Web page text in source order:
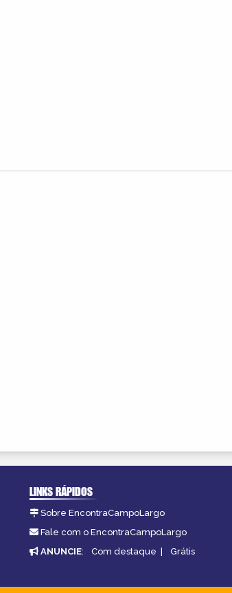
LINKS RÁPIDOS
Sobre EncontraCampoLargo
Fale com o EncontraCampoLargo
ANUNCIE: Com destaque | Grátis